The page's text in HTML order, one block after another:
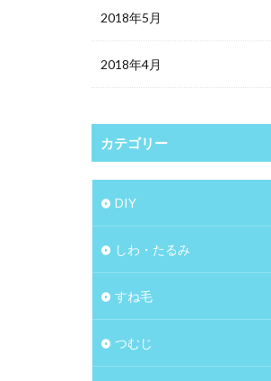
2018年5月
2018年4月
カテゴリー
DIY
しわ・たるみ
すね毛
つむじ